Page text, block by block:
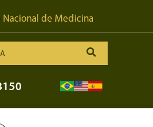
Nacional de Medicina